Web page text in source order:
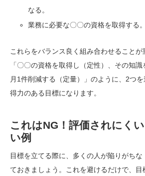
なる。
業務に必要な〇〇の資格を取得する。
これらをバランス良く組み合わせることが
「〇〇の資格を取得し（定性）、その知
月1件削減する（定量）」のように、2つ
得力のある目標になります。
これはNG！評価されにく
い例
目標を立てる際に、多くの人が陥りがち
ておきましょう。これを避けるだけで、目